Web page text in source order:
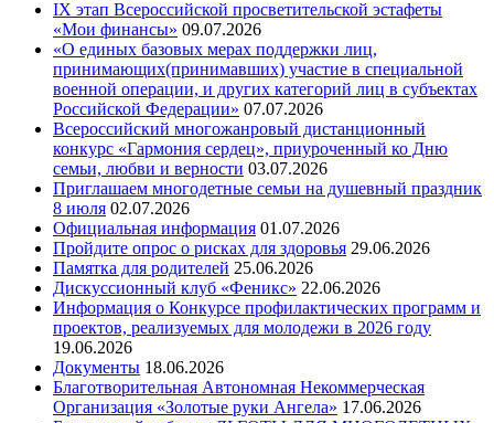
IX этап Всероссийской просветительской эстафеты
«Мои финансы» 09.07.2026
«О единых базовых мерах поддержки лиц,
принимающих(принимавших) участие в специальной
военной операции, и других категорий лиц в субъектах
Российской Федерации» 07.07.2026
Всероссийский многожанровый дистанционный
конкурс «Гармония сердец», приуроченный ко Дню
семьи, любви и верности 03.07.2026
Приглашаем многодетные семьи на душевный праздник
8 июля 02.07.2026
Официальная информация 01.07.2026
Пройдите опрос о рисках для здоровья 29.06.2026
Памятка для родителей 25.06.2026
Дискуссионный клуб «Феникс» 22.06.2026
Информация о Конкурсе профилактических программ и
проектов, реализуемых для молодежи в 2026 году
19.06.2026
Документы 18.06.2026
Благотворительная Автономная Некоммерческая
Организация «Золотые руки Ангела» 17.06.2026